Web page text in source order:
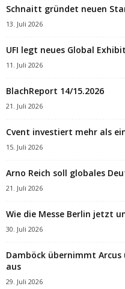
Schnaitt gründet neuen
13. Juli 2026
UFI legt neues Global
11. Juli 2026
BlachReport 14/15.2026
21. Juli 2026
Cvent investiert mehr als
15. Juli 2026
Arno Reich soll globales
21. Juli 2026
Wie die Messe Berlin jetzt
30. Juli 2026
Damböck übernimmt
aus
29. Juli 2026